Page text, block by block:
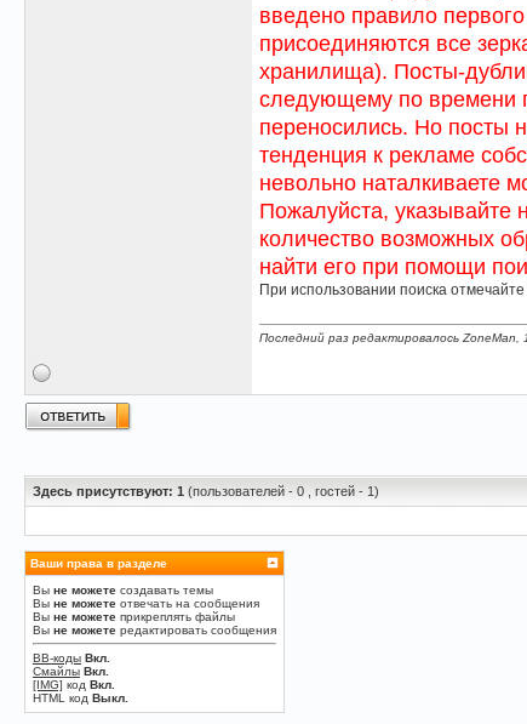
введено правило
присоединяются все
хранилища). Посты-
следующему по времени
переносились. Но посты
тенденция к рекламе
невольно наталкиваете
Пожалуйста, указывайте
количество возможных
найти его при помощи
При использовании поиска
Последний раз редактировалось ZoneMan,
Здесь присутствуют: 1 (пользователей - 0 , гостей - 1)
Ваши права в разделе
Вы не можете создавать темы
Вы не можете отвечать на сообщения
Вы не можете прикреплять файлы
Вы не можете редактировать сообщения
BB-коды Вкл.
Смайлы Вкл.
[IMG] код Вкл.
HTML код Выкл.